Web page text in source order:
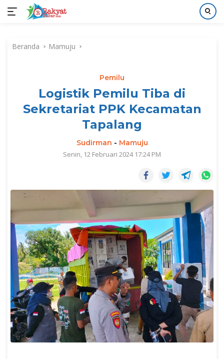
kontenBeranda Mamuju
Pemilu
Logistik Pemilu Tiba di
Sekretariat PPK Kecamatan
Tapalang
Sudirman - Mamuju
Senin, 12 Februari 2024 17:24 PM